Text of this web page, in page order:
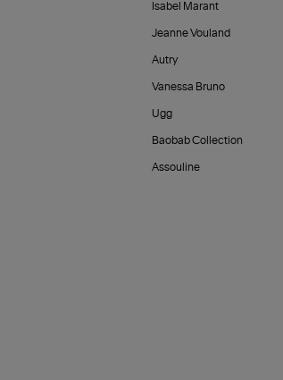
Isabel Marant
Jeanne Vouland
Autry
Vanessa Bruno
Ugg
Baobab Collection
Assouline